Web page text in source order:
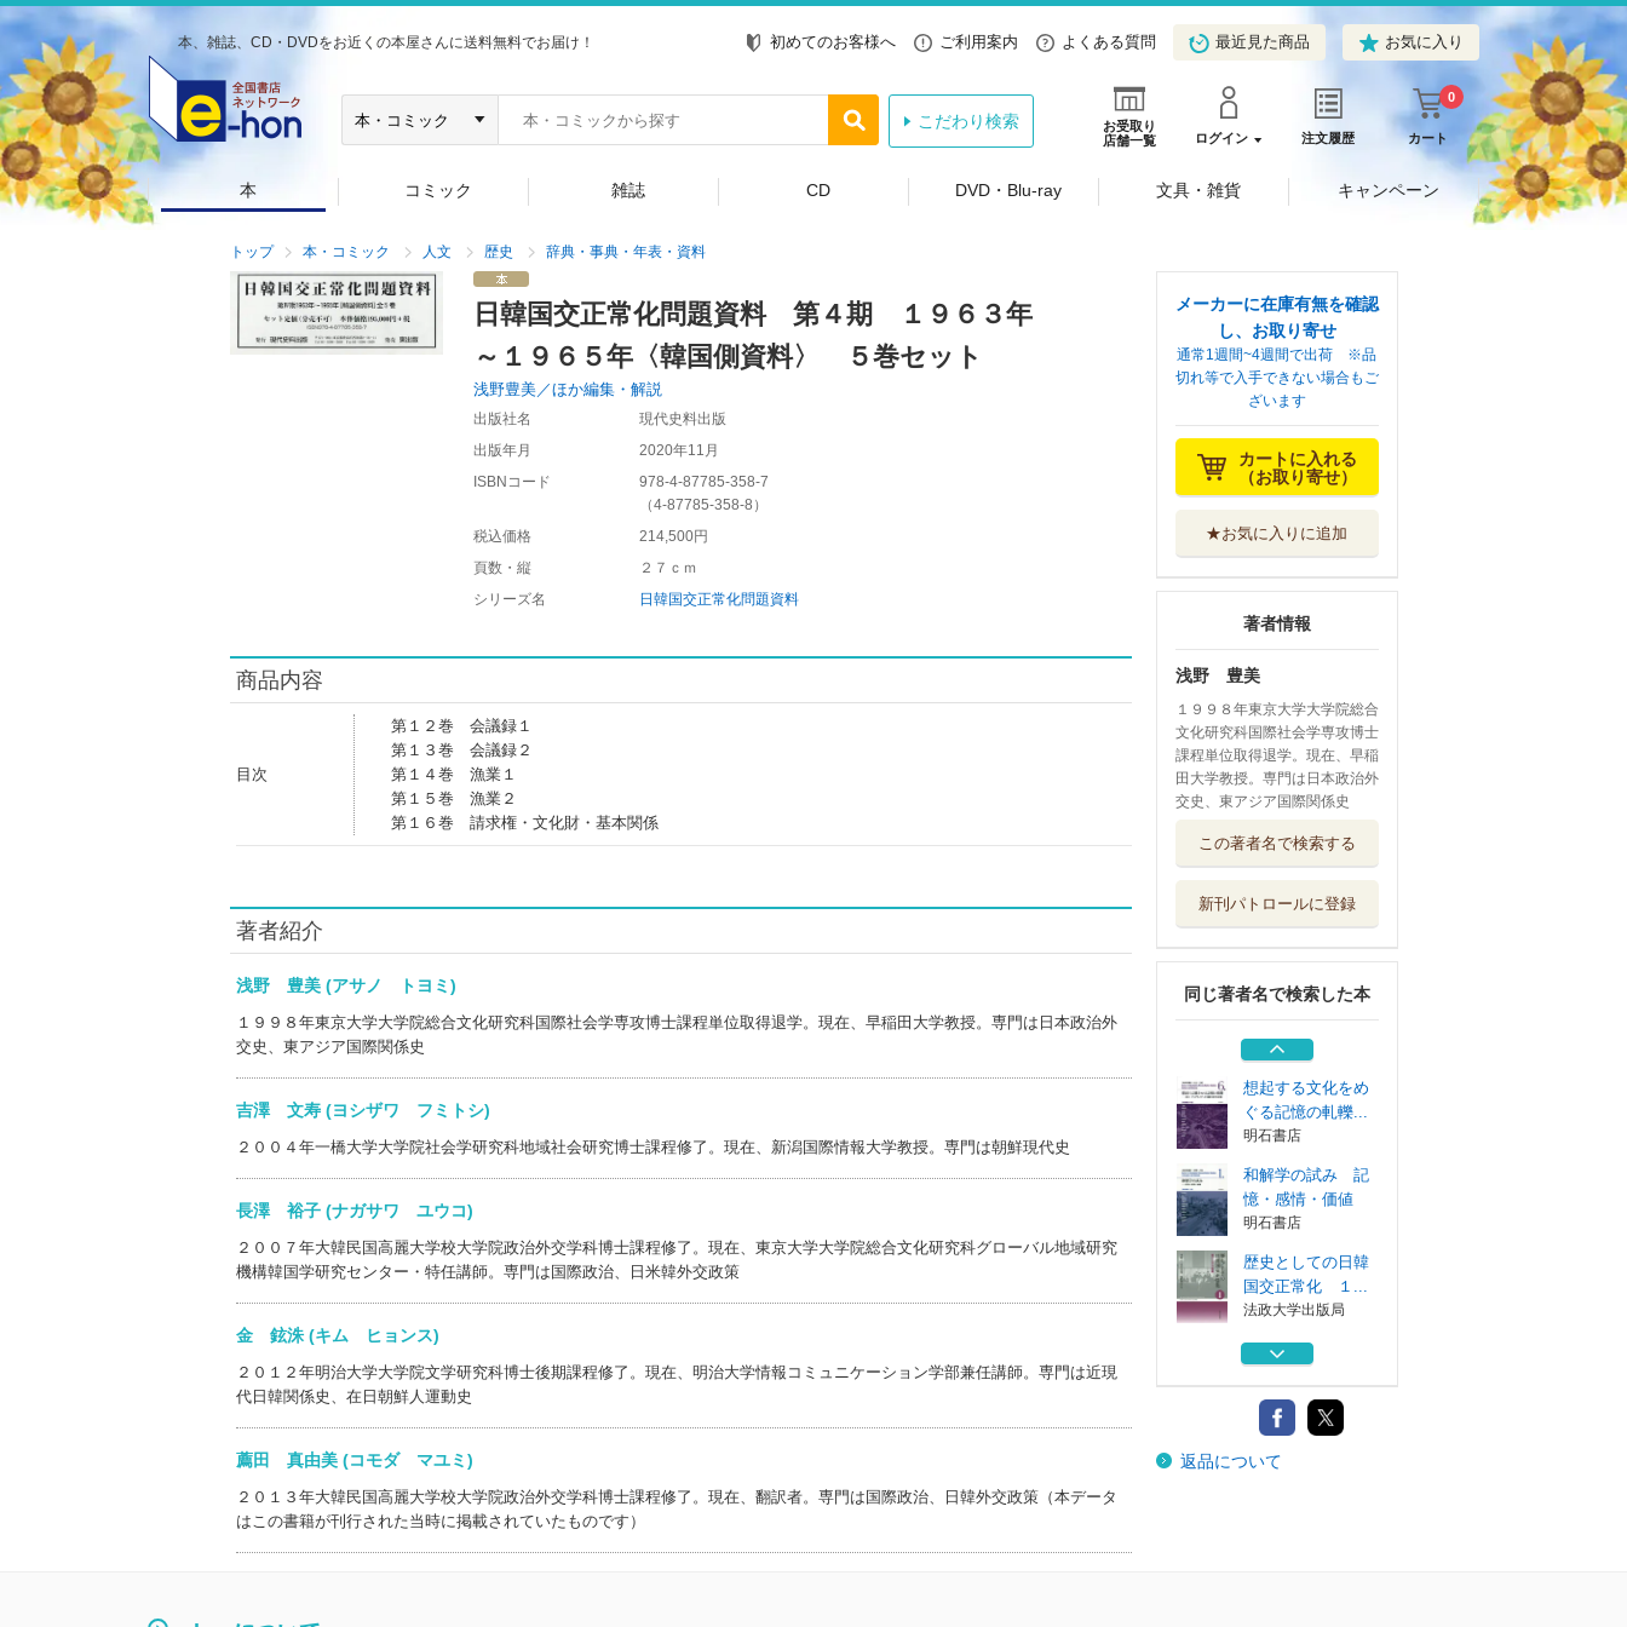
本、雑誌、CD・DVDをお近くの本屋さんに送料無料でお届け！ 初めてのお客様へ ご利用案内 よくある質問 最近見た商品 お気に入り
お受取り
店舗一覧
ログイン 注文履歴 カート
0
こだわり検索
本 コミック 雑誌 CD DVD・Blu-ray 文具・雑貨 キャンペーン
トップ 本・コミック 人文 歴史 辞典・事典・年表・資料
日韓国交正常化問題資料 第４期 １９６３年
～１９６５年〈韓国側資料〉 ５巻セット
浅野豊美／ほか編集・解説
出版社名
現代史料出版
出版年月
2020年11月
ISBNコード
978-4-87785-358-7
（4-87785-358-8 ）
税込価格
214,500円
頁数・縦
２７ｃｍ
シリーズ名
日韓国交正常化問題資料
商品内容
目次
第１２巻 会議録１
第１３巻 会議録２
第１４巻 漁業１
第１５巻 漁業２
第１６巻 請求権・文化財・基本関係
著者紹介
浅野 豊美 (アサノ トヨミ)
１９９８年東京大学大学院総合文化研究科国際社会学専攻博士課程単位取得退学。現在、早稲田大学教授。専門は日本政治外
交史、東アジア国際関係史
吉澤 文寿 (ヨシザワ フミトシ)
２００４年一橋大学大学院社会学研究科地域社会研究博士課程修了。現在、新潟国際情報大学教授。専門は朝鮮現代史
長澤 裕子 (ナガサワ ユウコ)
２００７年大韓民国高麗大学校大学院政治外交学科博士課程修了。現在、東京大学大学院総合文化研究科グローバル地域研究
機構韓国学研究センター・特任講師。専門は国際政治、日米韓外交政策
金 鉉洙 (キム ヒョンス)
２０１２年明治大学大学院文学研究科博士後期課程修了。現在、明治大学情報コミュニケーション学部兼任講師。専門は近現
代日韓関係史、在日朝鮮人運動史
薦田 真由美 (コモダ マユミ)
２０１３年大韓民国高麗大学校大学院政治外交学科博士課程修了。現在、翻訳者。専門は国際政治、日韓外交政策（本データ
はこの書籍が刊行された当時に掲載されていたものです）
メーカーに在庫有無を確認
し、お取り寄せ
通常1週間~4週間で出荷 ※品
切れ等で入手できない場合もご
ざいます
カートに入れる
（お取り寄せ）
★お気に入りに追加
著者情報
浅野 豊美
１９９８年東京大学大学院総合
文化研究科国際社会学専攻博士
課程単位取得退学。現在、早稲
田大学教授。専門は日本政治外
交史、東アジア国際関係史
この著者名で検索する
新刊パトロールに登録
同じ著者名で検索した本
国交正常化 １...
歴史としての日韓
法政大学出版局
日韓国交正常化問
題資料 第３期...
現代史料出版
想起する文化をめ
ぐる記憶の軋轢...
明石書店
和解学の試み 記
憶・感情・価値
明石書店
歴史としての日韓
国交正常化 １...
法政大学出版局
歴史としての日韓
法政大学出版局
日韓国交正常化問
題資料 第３期...
返品について